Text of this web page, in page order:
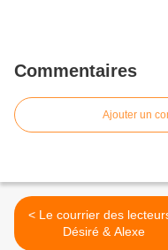
Commentaires
Ajouter un
< Le courrier des lecteurs :
Désiré & Alexe